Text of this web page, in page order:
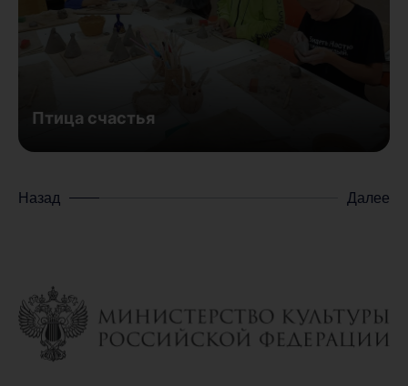
Птица счастья
Назад Далее